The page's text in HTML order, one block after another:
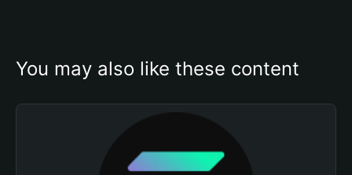
You may also like these content